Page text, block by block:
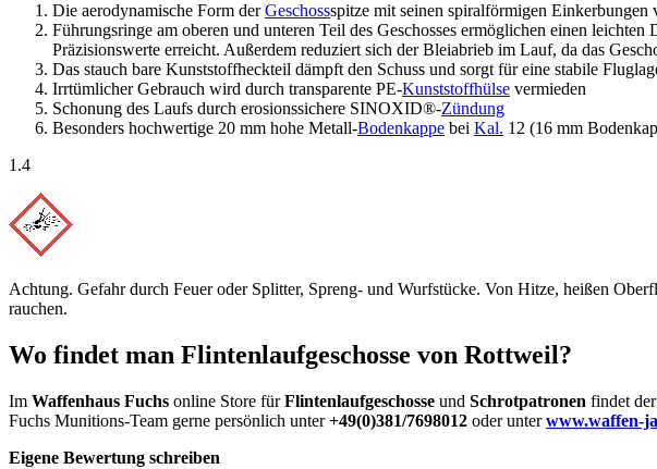
Die aerodynamische Form derGeschossspitze mit seinen spiralförmigen Einkerbungen
Führungsringe am oberen und unteren Teil des Geschosses ermöglichen einen
Präzisionswerte erreicht. Außerdem reduziert sich der Bleiabrieb im Lauf, da das
Das stauch bare Kunststoffheckteil dämpft den Schuss und sorgt für eine stabile
Irrtümlicher Gebrauch wird durch transparente PE-Kunststoffhülse vermieden
Schonung des Laufs durch erosionssichere SINOXID®-Zündung
Besonders hochwertige 20 mm hohe Metall-Bodenkappe bei Kal. 12 (16 mm
1.4
Achtung. Gefahr durch Feuer oder Splitter, Spreng- und Wurfstücke. Von Hitze, heißen
rauchen.
Wo findet man Flintenlaufgeschosse von Rottweil?
Im Waffenhaus Fuchs online Store fürFlintenlaufgeschosse und Schrotpatronen findet
Fuchs Munitions-Team gerne persönlich unter+49(0)381/7698012 oder unterwww.waffen-
Eigene Bewertung schreiben